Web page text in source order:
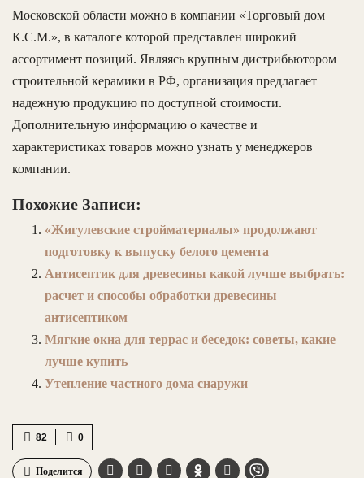
Московской области можно в компании «Торговый дом
К.С.М.», в каталоге которой представлен широкий
ассортимент позиций. Являясь крупным дистрибьютором
строительной керамики в РФ, организация предлагает
надежную продукцию по доступной стоимости.
Дополнительную информацию о качестве и
характеристиках товаров можно узнать у менеджеров
компании.
Похожие Записи:
«Жигулевские стройматериалы» продолжают
подготовку к выпуску белого цемента
Антисептик для древесины какой лучше выбрать:
расчет и способы обработки древесины
антисептиком
Мягкие окна для террас и беседок: советы, какие
лучше купить
Утепление частного дома снаружи
0
82
Поделится